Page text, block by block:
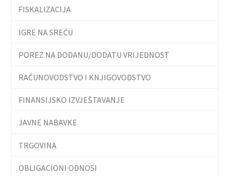
FISKALIZACIJA
IGRE NA SREĆU
POREZ NA DODANU/DODATU VRIJEDNOST
RAČUNOVODSTVO I KNJIGOVODSTVO
FINANSIJSKO IZVJEŠTAVANJE
JAVNE NABAVKE
TRGOVINA
OBLIGACIONI ODNOSI